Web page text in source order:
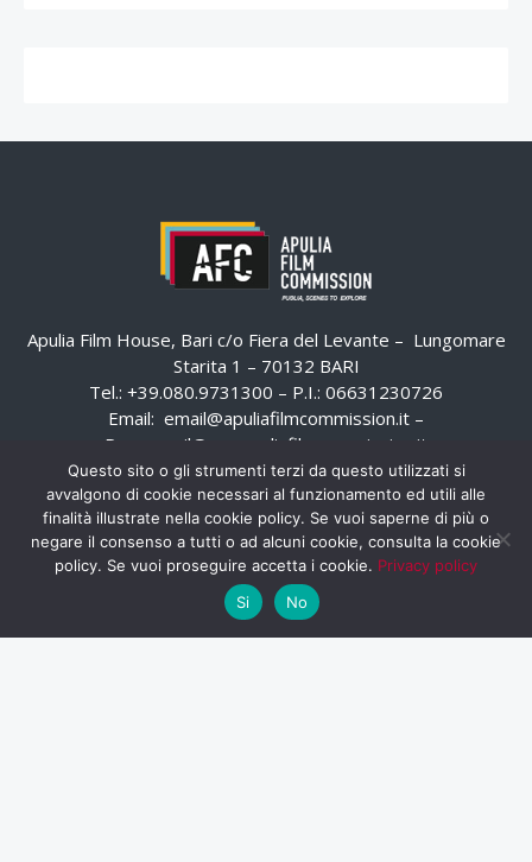
Apulia Film House, Bari c/o Fiera del Levante – Lungomare
Starita 1 – 70132 BARI
Tel.: +39.080.9731300 – P.I.: 06631230726
Email: email@apuliafilmcommission.it –
Pec:
email@pec.apuliafilmcommission.it
Questo sito o gli strumenti terzi da questo utilizzati si
avvalgono di cookie necessari al funzionamento ed utili alle
finalità illustrate nella cookie policy. Se vuoi saperne di più o
negare il consenso a tutti o ad alcuni cookie, consulta la cookie
policy. Se vuoi proseguire accetta i cookie. Privacy policy
Si
No